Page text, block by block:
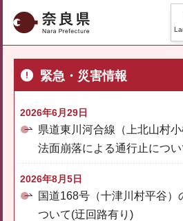
奈良県
緊急・災害情報
2026年6月29日
県道東川河合線（上北山村
法面崩落による通行止につい
2026年8月5日
国道168号（十津川村平谷）
ついて(迂回路有り)